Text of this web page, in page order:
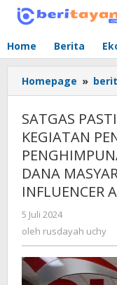
Lewati
Home Berita
Homepage »
SATGAS
KEGIATAN
DANA
INFLUENCER
5 Juli 2024
rusdayah
uchy
oleh rusdayah uchy